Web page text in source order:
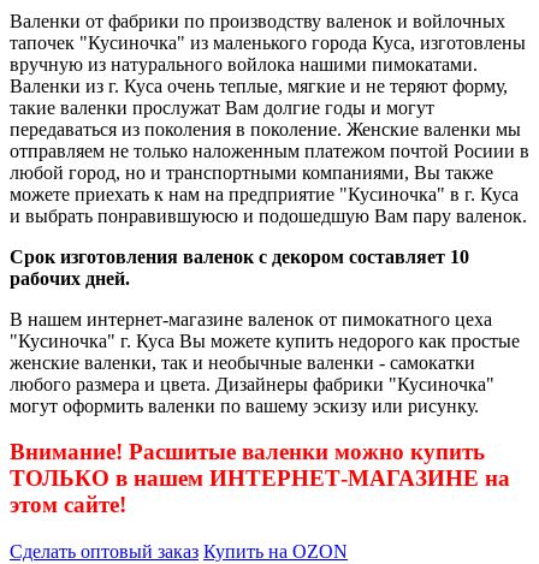
Валенки от фабрики по производству валенок и войлочных
тапочек "Кусиночка" из маленького города Куса, изготовлены
вручную из натурального войлока нашими пимокатами.
Валенки из г. Куса очень теплые, мягкие и не теряют форму,
такие валенки прослужат Вам долгие годы и могут
передаваться из поколения в поколение. Женские валенки мы
отправляем не только наложенным платежом почтой Росиии в
любой город, но и транспортными компаниями, Вы также
можете приехать к нам на предприятие "Кусиночка" в г. Куса
и выбрать понравившуюсю и подошедшую Вам пару валенок.
Срок изготовления валенок с декором составляет 10
рабочих дней.
В нашем интернет-магазине валенок от пимокатного цеха
"Кусиночка" г. Куса Вы можете купить недорого как простые
женские валенки, так и необычные валенки - самокатки
любого размера и цвета. Дизайнеры фабрики "Кусиночка"
могут оформить валенки по вашему эскизу или рисунку.
Внимание! Расшитые валенки можно купить
ТОЛЬКО в нашем ИНТЕРНЕТ-МАГАЗИНЕ на
этом сайте!
Сделать оптовый заказ Купить на OZON